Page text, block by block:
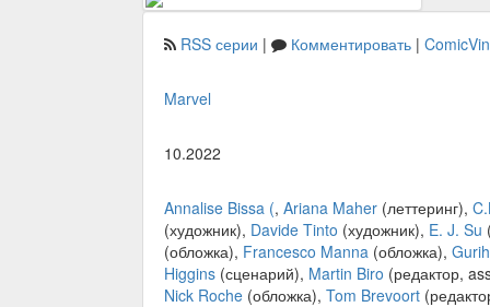
RSS серии | Комментировать |
Marvel
10.2022
Annalise Bissa (, Ariana Maher (леттеринг),
(художник), Davide Tinto (художник), E. J. Su
(обложка), Francesco Manna (обложка),
Higgins (сценарий), Martin Biro (редактор,
Nick Roche (обложка), Tom Brevoort